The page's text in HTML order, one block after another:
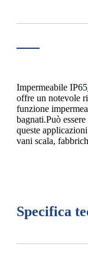
Impermeabile IP65
offre un notevole
funzione
bagnati.Può
queste
vani scala,
Specifica